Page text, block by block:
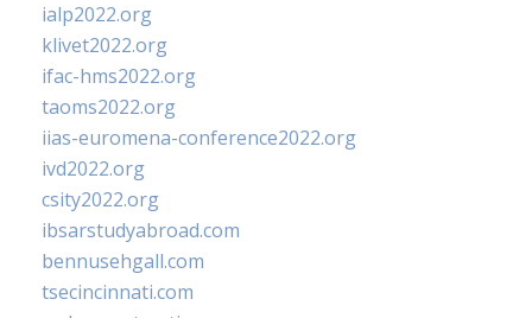
ialp2022.org
klivet2022.org
ifac-hms2022.org
taoms2022.org
iias-euromena-conference2022.org
ivd2022.org
csity2022.org
ibsarstudyabroad.com
bennusehgall.com
tsecincinnati.com